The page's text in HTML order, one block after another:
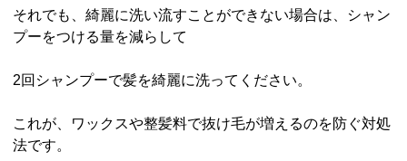
それでも、綺麗に洗い流すことができない場合は、シャン
プーをつける量を減らして
2回シャンプーで髪を綺麗に洗ってください。
これが、ワックスや整髪料で抜け毛が増えるのを防ぐ対処
法です。